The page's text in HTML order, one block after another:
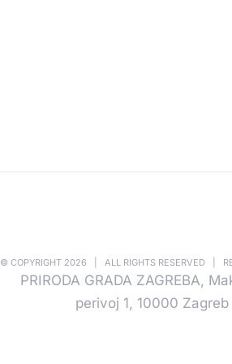
© COPYRIGHT 2026 | ALL RIGHTS RESERVED |
PRIRODA GRADA ZAGREBA,
perivoj 1, 10000 Zagreb